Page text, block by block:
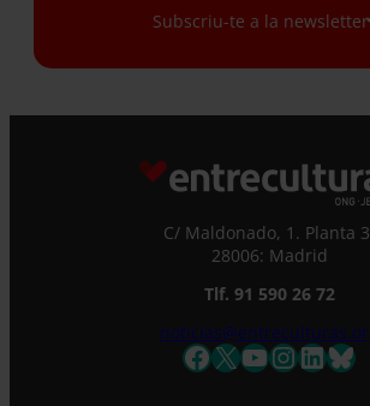
Subscriu-te a la newsletter
Si vols rebre la nostra newsletter
correus puntuals on t’oferim
deixis de completar aquest
l’instant, et donarem d’alta a la
C/ Maldonado, 1. Planta
28006: Madrid
Tlf. 91 590 26 72
Facebook
X YouTube